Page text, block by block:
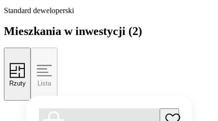
Standard deweloperski
Mieszkania w inwestycji (2)
Rzuty Lista